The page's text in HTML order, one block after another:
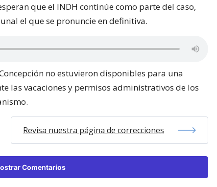
que el INDH continúe como parte del caso,
el que se pronuncie en definitiva.
no estuvieron disponibles para una
las vacaciones y permisos administrativos de los
Revisa nuestra página de correcciones
Comentarios